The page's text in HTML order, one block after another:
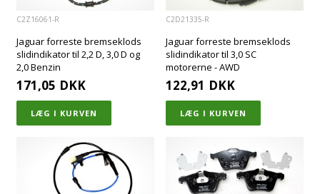
C2Z16061-R
Jaguar forreste bremseklods
slidindikator til 2,2 D, 3,0 D og
2,0 Benzin
171,05 DKK
C2D21335-R
Jaguar forreste bremseklods
slidindikator til 3,0 SC
motorerne - AWD
122,91 DKK